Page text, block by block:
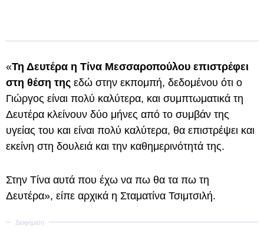
«Τη Δευτέρα η Τίνα Μεσσαροπούλου επιστρέφει
στη θέση της εδώ στην εκπομπή, δεδομένου ότι ο
Γιώργος είναι πολύ καλύτερα, και συμπτωματικά τη
Δευτέρα κλείνουν δύο μήνες από το συμβάν της
υγείας του και είναι πολύ καλύτερα, θα επιστρέψει και
εκείνη στη δουλειά και την καθημερινότητά της.
Στην Τίνα αυτά που έχω να πω θα τα πω τη
Δευτέρα», είπε αρχικά η Σταματίνα Τσιμτσιλή.